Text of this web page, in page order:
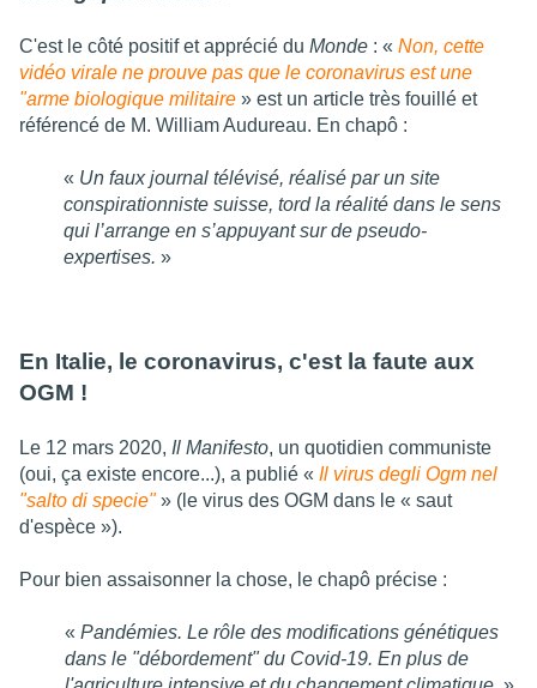
C'est le côté positif et apprécié du Monde : « Non, cette
vidéo virale ne prouve pas que le coronavirus est une
"arme biologique militaire » est un article très fouillé et
référencé de M. William Audureau. En chapô :
« Un faux journal télévisé, réalisé par un site
conspirationniste suisse, tord la réalité dans le sens
qui l’arrange en s’appuyant sur de pseudo-
expertises.»
En Italie, le coronavirus, c'est la faute aux
OGM !
Le 12 mars 2020, Il Manifesto, un quotidien communiste
(oui, ça existe encore...), a publié « Il virus degli Ogm nel
"salto di specie" » (le virus des OGM dans le « saut
d'espèce »).
Pour bien assaisonner la chose, le chapô précise :
« Pandémies. Le rôle des modifications génétiques
dans le "débordement" du Covid-19. En plus de